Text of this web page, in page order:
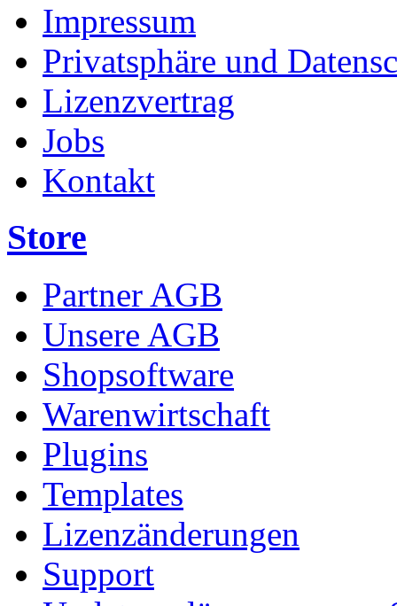
Impressum
Privatsphäre und
Lizenzvertrag
Jobs
Kontakt
Store
Partner AGB
Unsere AGB
Shopsoftware
Warenwirtschaft
Plugins
Templates
Lizenzänderungen
Support